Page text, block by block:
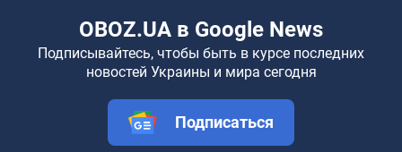
OBOZ.UA в Google News
Подписывайтесь, чтобы быть в курсе последних
новостей Украины и мира сегодня
Подписаться